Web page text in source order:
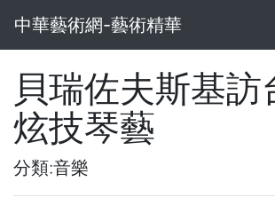
中華藝術網-藝術精華
貝瑞佐夫斯基訪
炫技琴藝
分類:音樂